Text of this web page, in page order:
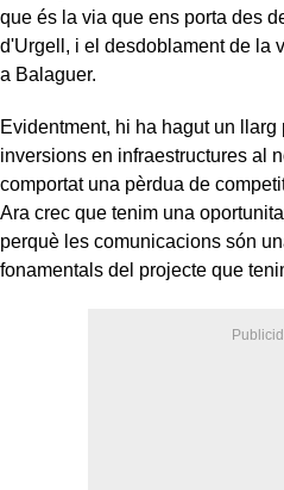
que és la via que ens porta des
d'Urgell, i el desdoblament de la
a Balaguer.
Evidentment, hi ha hagut un
inversions en infraestructures al
comportat una pèrdua de
Ara crec que tenim una
perquè les comunicacions són
fonamentals del projecte que